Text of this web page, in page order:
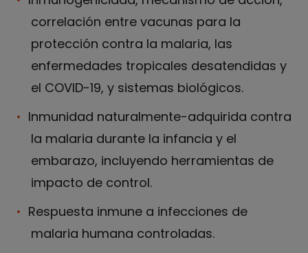
correlación entre vacunas para la
protección contra la malaria, las
enfermedades tropicales desatendidas y
el COVID-19, y sistemas biológicos.
Inmunidad naturalmente-adquirida contra
la malaria durante la infancia y el
embarazo, incluyendo herramientas de
impacto de control.
Respuesta inmune a infecciones de
malaria humana controladas.